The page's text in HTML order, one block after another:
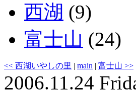
西湖 (9)
富士山 (24)
<< 西湖いやしの里 | main | 富士山 >>
2006.11.24